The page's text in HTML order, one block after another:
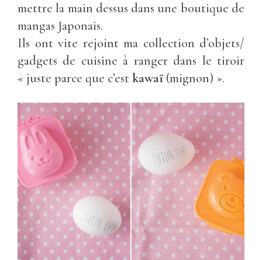
mettre la main dessus dans une boutique de
mangas Japonais.
Ils ont vite rejoint ma collection d’objets/
gadgets de cuisine à ranger dans le tiroir
« juste parce que c’est kawaï (mignon) ».